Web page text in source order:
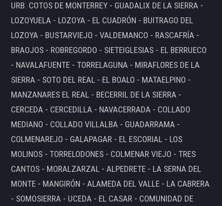
URB. COTOS DE MONTERREY - GUADALIX DE LA SIERRA -
LOZOYUELA - LOZOYA - EL CUADRÓN - BUITRAGO DEL
LOZOYA - BUSTARVIEJO - VALDEMANCO - RASCAFRÍA -
BRAOJOS - ROBREGORDO - SIETEIGLESIAS - EL BERRUECO
- NAVALAFUENTE - TORRELAGUNA - MIRAFLORES DE LA
SIERRA - SOTO DEL REAL - EL BOALO - MATAELPINO -
MANZANARES EL REAL - BECERRIL DE LA SIERRA -
CERCEDA - CERCEDILLA - NAVACERRADA - COLLADO
MEDIANO - COLLADO VILLALBA - GUADARRAMA -
COLMENAREJO - GALAPAGAR - EL ESCORIAL - LOS
MOLINOS - TORRELODONES - COLMENAR VIEJO - TRES
CANTOS - MORALZARZAL - ALPEDRETE - LA SERNA DEL
MONTE - MANGIRÓN - ALAMEDA DEL VALLE - LA CABRERA
- SOMOSIERRA - UCEDA - EL CASAR - COMUNIDAD DE